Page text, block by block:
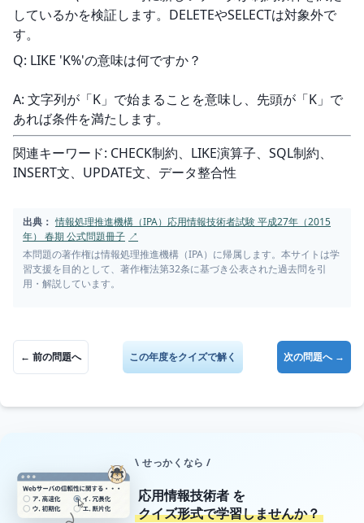
しているかを検証します。DELETEやSELECTは対象外で
す。
Q: LIKE 'K%'の意味は何ですか？
A: 文字列が「K」で始まることを意味し、先頭が「K」で
あれば条件を満たします。
関連キーワード: CHECK制約、LIKE演算子、SQL制約、
INSERT文、UPDATE文、データ整合性
出典： 情報処理推進機構（IPA）応用情報技術者試験 平成27年（2015
年） 春期 公式問題冊子 ↗
本問題の著作権は情報処理推進機構（IPA）に帰属します。本サイトは学
習支援を目的として、著作権法第32条に基づき公表された過去問を引
用・解説しています。
← 前の問題へ この年度をクイズで解く 次の問題へ →
\ せっかくなら /
応用情報技術者 を
クイズ形式で学習しませんか？